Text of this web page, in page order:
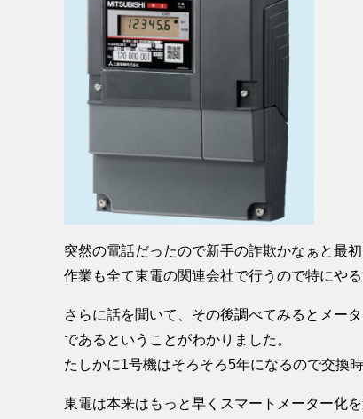
突然の電話だったので新手の詐欺かなぁと最
作業も全て東電の関連会社で行うので特にや
さらに話を聞いて、その後調べてみるとメー
であるということがわかりました。
たしかに1号機はそろそろ5年になるので交換
東電は本来はもっと早くスマートメーター化